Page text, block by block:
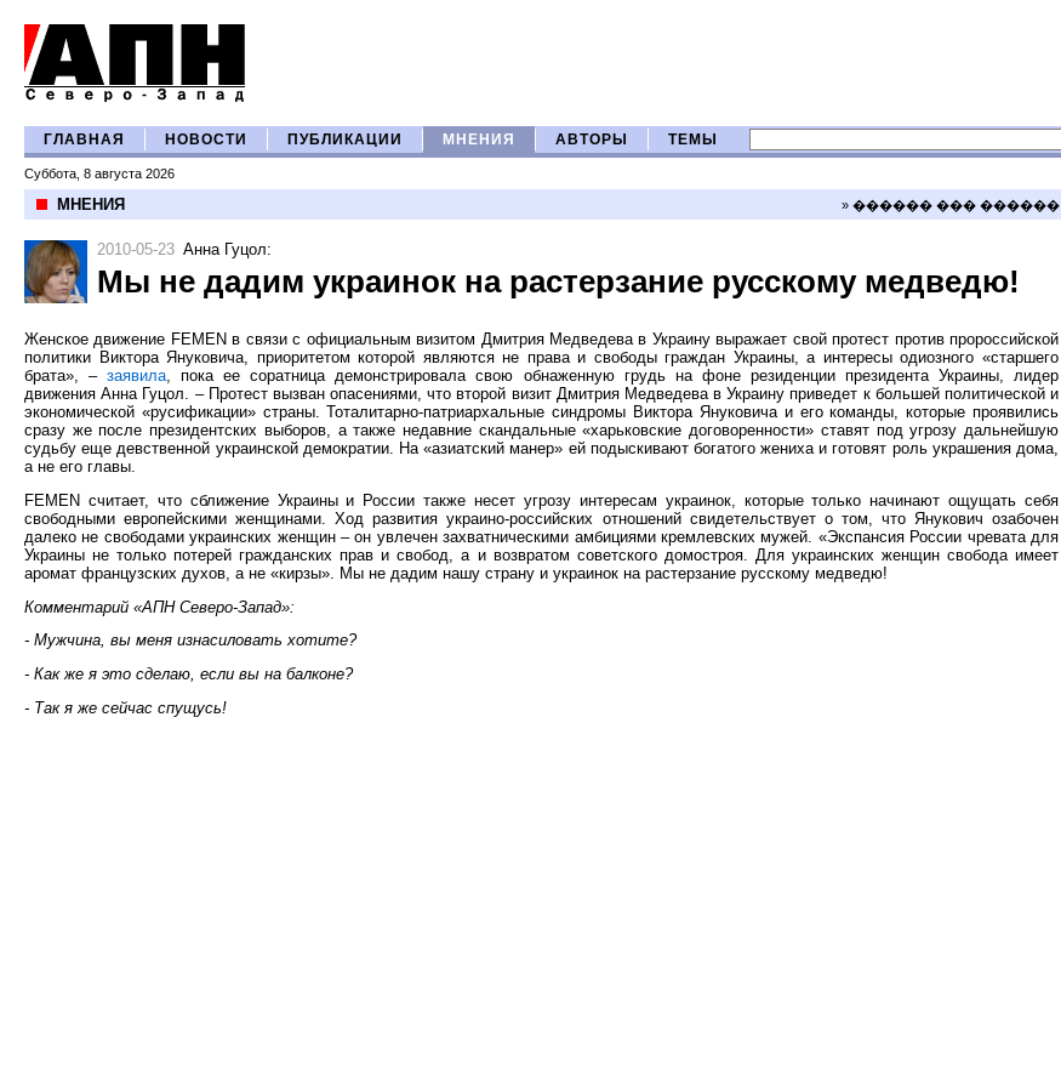
ГЛАВНАЯ НОВОСТИ ПУБЛИКАЦИИ МНЕНИЯ АВТОРЫ ТЕМЫ
Суббота, 8 августа 2026
МНЕНИЯ » ������ ��� ������
2010-05-23 Анна Гуцол:
Мы не дадим украинок на растерзание русскому медведю!
Женское движение FEMEN в связи с официальным визитом Дмитрия Медведева в Украину выражает свой протест против пророссийской
политики Виктора Януковича, приоритетом которой являются не права и свободы граждан Украины, а интересы одиозного «старшего
брата», –заявила, пока ее соратница демонстрировала свою обнаженную грудь на фоне резиденции президента Украины, лидер
движения Анна Гуцол. – Протест вызван опасениями, что второй визит Дмитрия Медведева в Украину приведет к большей политической и
экономической «русификации» страны. Тоталитарно-патриархальные синдромы Виктора Януковича и его команды, которые проявились
сразу же после президентских выборов, а также недавние скандальные «харьковские договоренности» ставят под угрозу дальнейшую
судьбу еще девственной украинской демократии. На «азиатский манер» ей подыскивают богатого жениха и готовят роль украшения дома,
а не его главы.
FEMEN считает, что сближение Украины и России также несет угрозу интересам украинок, которые только начинают ощущать себя
свободными европейскими женщинами. Ход развития украино-российских отношений свидетельствует о том, что Янукович озабочен
далеко не свободами украинских женщин – он увлечен захватническими амбициями кремлевских мужей. «Экспансия России чревата для
Украины не только потерей гражданских прав и свобод, а и возвратом советского домостроя. Для украинских женщин свобода имеет
аромат французских духов, а не «кирзы». Мы не дадим нашу страну и украинок на растерзание русскому медведю!
Комментарий «АПН Северо-Запад»:
- Мужчина, вы меня изнасиловать хотите?
- Как же я это сделаю, если вы на балконе?
- Так я же сейчас спущусь!